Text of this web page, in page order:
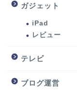
ガジェット
iPad
レビュー
テレビ
ブログ運営